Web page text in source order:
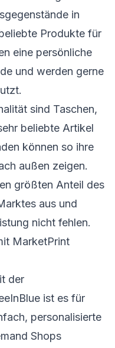
in
Produkte für
eine persönliche
und werden gerne
sind Taschen,
beliebte Artikel
können so ihre
außen zeigen.
größten Anteil des
aus und
nicht fehlen.
MarketPrint
der
ist es für
personalisierte
Shops